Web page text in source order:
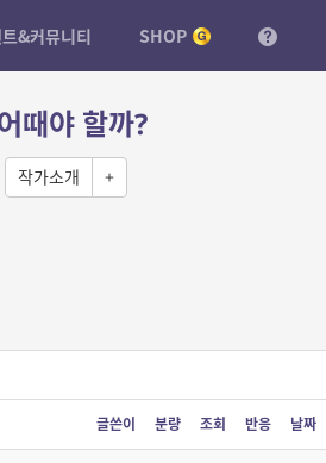
&커뮤니티 SHOP
때야 할까?
작가소개 +
글쓴이 분량 조회 반응 날짜